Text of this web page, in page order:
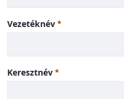
Vezetéknév
Keresztnév